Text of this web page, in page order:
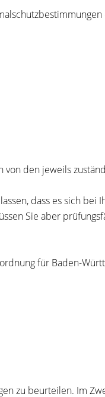
den jeweils
dass es sich bei
Sie aber
für Baden-
zu beurteilen. Im